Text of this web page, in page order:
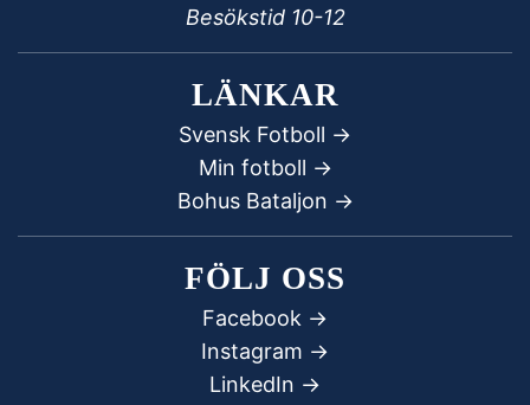
Besökstid 10-12
LÄNKAR
Svensk Fotboll ->
Min fotboll ->
Bohus Bataljon ->
FÖLJ OSS
Facebook ->
Instagram ->
LinkedIn ->